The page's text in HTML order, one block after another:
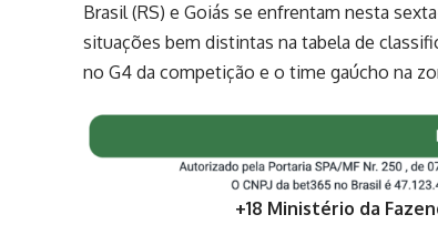
Brasil (RS) e Goiás se enfrentam nesta
situações bem distintas na tabela de
no G4 da competição e o time gaúcho na
+18 Ministério da